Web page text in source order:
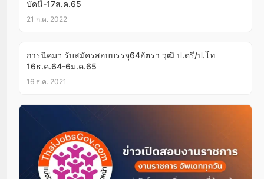
บัดนี้-17ส.ค.65
21 ก.ค. 2022
การนิคมฯ รับสมัครสอบบรรจุ64อัตรา วุฒิ ป.ตรี/ป.โท
16ธ.ค.64-6ม.ค.65
16 ธ.ค. 2021